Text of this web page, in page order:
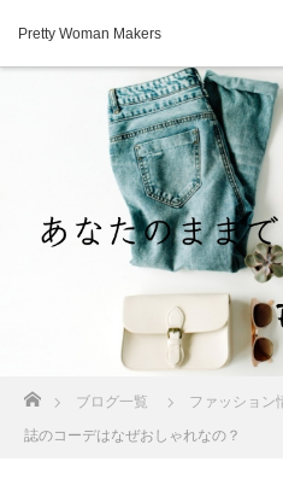
Pretty Woman Makers
ブログ一覧 ファッション
誌のコーデはなぜおしゃれなの？